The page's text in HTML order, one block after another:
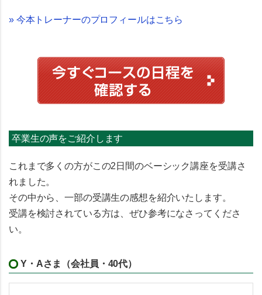
» 今本トレーナーのプロフィールはこちら
卒業生の声をご紹介します
これまで多くの方がこの2日間のベーシック講座を受講さ
れました。
その中から、一部の受講生の感想を紹介いたします。
受講を検討されている方は、ぜひ参考になさってくださ
い。
Y・Aさま（会社員・40代）